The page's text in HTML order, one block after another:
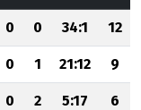
0 0 34:1 12
0 1 21:12 9
0 2 5:17 6